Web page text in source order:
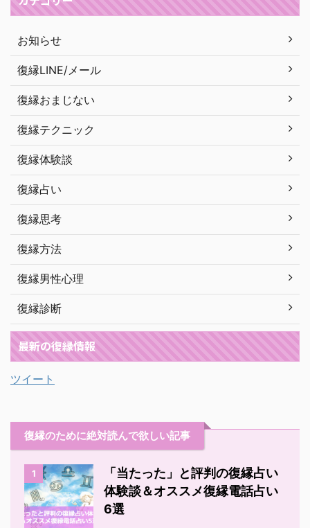
お知らせ
復縁LINE/メール
復縁おまじない
復縁テクニック
復縁体験談
復縁占い
復縁思考
復縁方法
復縁男性心理
復縁診断
最新の復縁情報
ツイート
復縁のために絶対読んで欲しい記事
1
「当たった」と評判の復縁占い
体験談＆オススメ復縁電話占い
6選